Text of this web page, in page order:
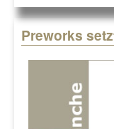
Preworks